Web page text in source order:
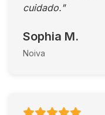
cuidado."
Sophia M.
Noiva